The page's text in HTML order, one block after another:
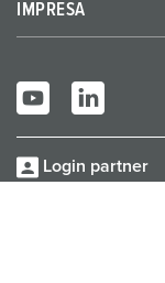
IMPRESA
Login partner